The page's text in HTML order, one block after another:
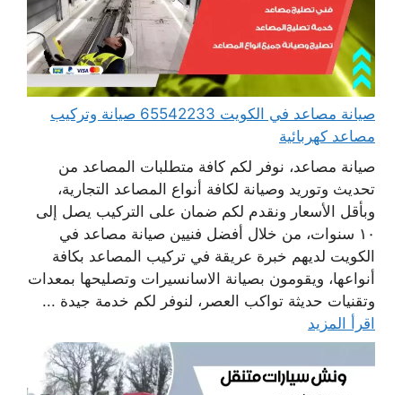
صيانة مصاعد في الكويت 65542233 صيانة وتركيب
مصاعد كهربائية
صيانة مصاعد، نوفر لكم كافة متطلبات المصاعد من
تحديث وتوريد وصيانة لكافة أنواع المصاعد التجارية،
وبأقل الأسعار ونقدم لكم ضمان على التركيب يصل إلى
١٠ سنوات، من خلال أفضل فنيين صيانة مصاعد في
الكويت لديهم خبرة عريقة في تركيب المصاعد بكافة
أنواعها، ويقومون بصيانة الاسانسيرات وتصليحها بمعدات
وتقنيات حديثة تواكب العصر، لنوفر لكم خدمة جيدة ...
اقرأ المزيد